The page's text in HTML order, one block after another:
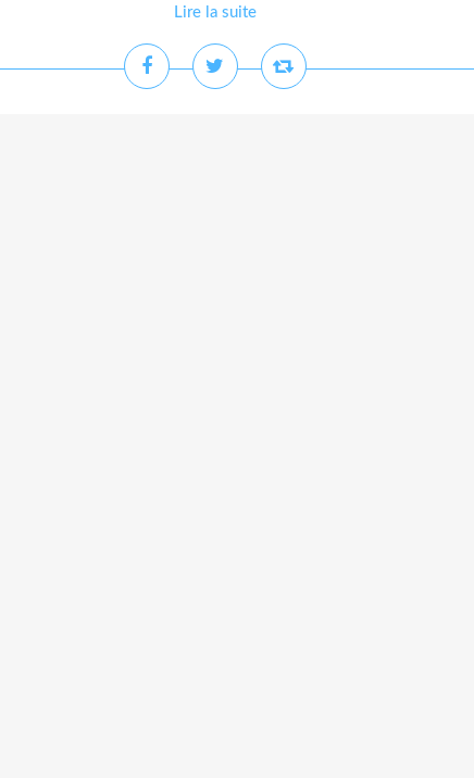
Lire la suite